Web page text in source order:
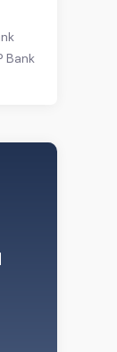
Bank